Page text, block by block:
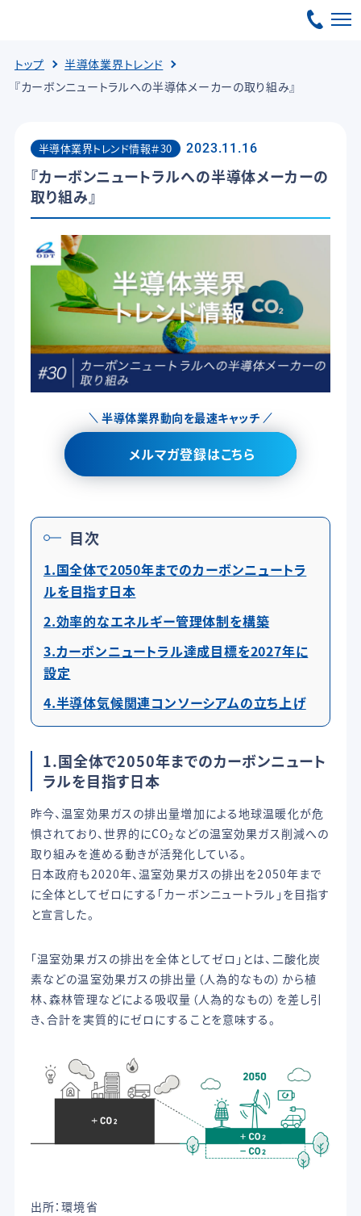
トップ
半導体業界トレンド
『カーボンニュートラルへの半導体メーカーの取り組み』
半導体業界トレンド情報＃30 2023.11.16
『カーボンニュートラルへの半導体メーカーの
取り組み』
半導体業界動向を最速キャッチ
メルマガ登録はこちら
目次
1.国全体で2050年までのカーボンニュートラ
ルを目指す日本
2.効率的なエネルギー管理体制を構築
3.カーボンニュートラル達成目標を2027年に
設定
4.半導体気候関連コンソーシアムの立ち上げ
1.国全体で2050年までのカーボンニュート
ラルを目指す日本
昨今、温室効果ガスの排出量増加による地球温暖化が危
惧されており、世界的にCO2 などの温室効果ガス削減への
取り組みを進める動きが活発化している。
日本政府も2020年、温室効果ガスの排出を2050年まで
に全体としてゼロにする「カーボンニュートラル」を目指す
と宣言した。
「温室効果ガスの排出を全体としてゼロ」とは、二酸化炭
素などの温室効果ガスの排出量（人為的なもの）から植
林、森林管理などによる吸収量（人為的なもの）を差し引
き、合計を実質的にゼロにすることを意味する。
出所：環境省